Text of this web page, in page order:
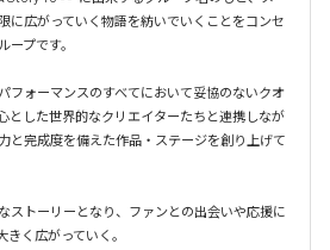
に広がっていく物語を紡いでいくことをコンセ
ープです。
フォーマンスのすべてにおいて妥協のないクオ
とした世界的なクリエイターたちと連携しなが
と完成度を備えた作品・ステージを創り上げて
ストーリーとなり、ファンとの出会いや応援に
く広がっていく。